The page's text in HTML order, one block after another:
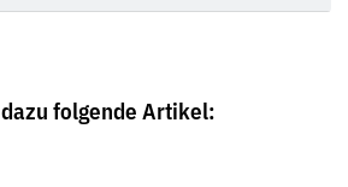
folgende Artikel: